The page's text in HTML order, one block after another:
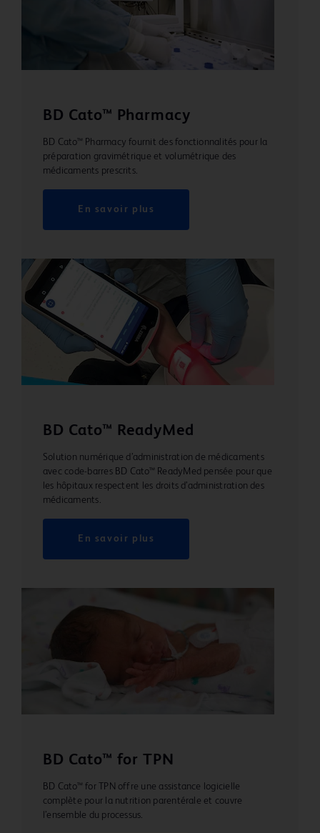
BD Cato™ Pharmacy
BD Cato™ Pharmacy fournit des fonctionnalités pour la
préparation gravimétrique et volumétrique des
médicaments prescrits.
En savoir plus
BD Cato™ ReadyMed
Solution numérique d’administration de médicaments
avec code-barres BD Cato™ ReadyMed pensée pour que
les hôpitaux respectent les droits d’administration des
médicaments.
En savoir plus
BD Cato™ for TPN
BD Cato™ for TPN offre une assistance logicielle
complète pour la nutrition parentérale et couvre
l’ensemble du processus.